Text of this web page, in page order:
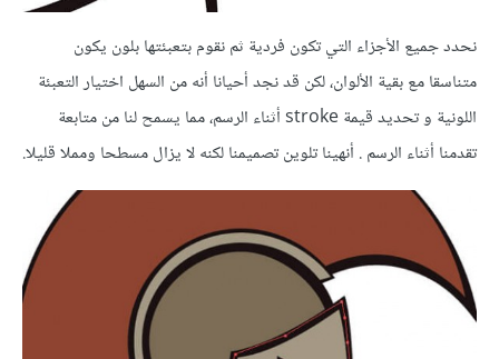
نحدد جميع الأجزاء التي تكون فردية ثم نقوم بتعبئتها بلون يكون
متناسقا مع بقية الألوان، لكن قد نجد أحيانا أنه من السهل اختيار التعبئة
اللونية و تحديد قيمة stroke أثناء الرسم، مما يسمح لنا من متابعة
تقدمنا أثناء الرسم . أنهينا تلوين تصميمنا لكنه لا يزال مسطحا ومملا قليلا.